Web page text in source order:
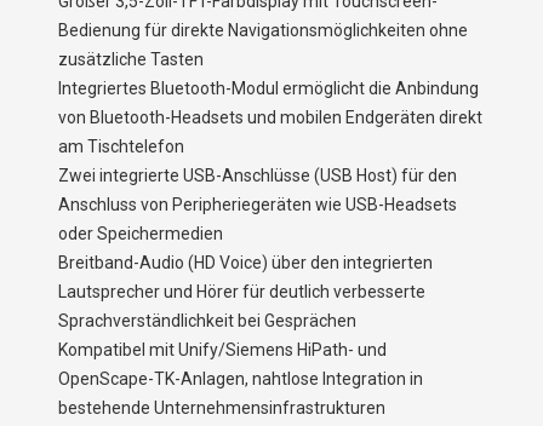
Bedienung für direkte Navigationsmöglichkeiten ohne
zusätzliche Tasten
Integriertes Bluetooth-Modul ermöglicht die Anbindung
von Bluetooth-Headsets und mobilen Endgeräten direkt
am Tischtelefon
Zwei integrierte USB-Anschlüsse (USB Host) für den
Anschluss von Peripheriegeräten wie USB-Headsets
oder Speichermedien
Breitband-Audio (HD Voice) über den integrierten
Lautsprecher und Hörer für deutlich verbesserte
Sprachverständlichkeit bei Gesprächen
Kompatibel mit Unify/Siemens HiPath- und
OpenScape-TK-Anlagen, nahtlose Integration in
bestehende Unternehmensinfrastrukturen